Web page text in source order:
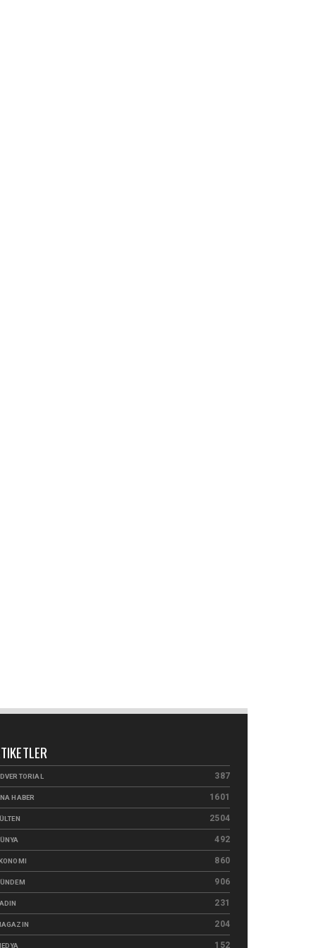
387
HABER 1601
2504
492
860
906
231
204
152